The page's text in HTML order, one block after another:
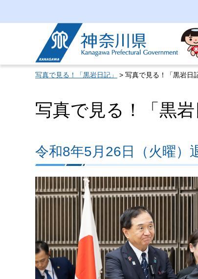
神奈川県
写真で見る！「黒岩日記」 > 写真で見る！「黒岩日
写真で見る！「黒
令和8年5月26日（火曜）